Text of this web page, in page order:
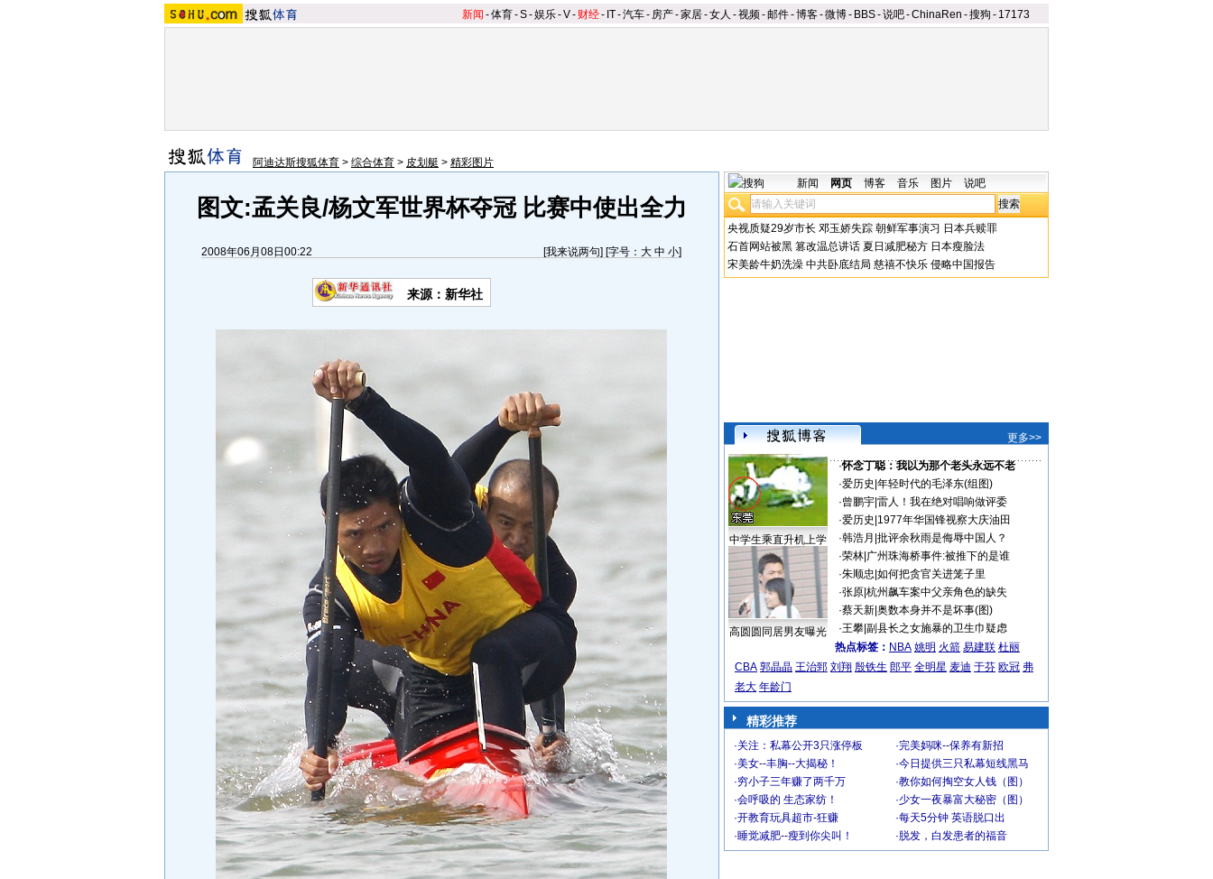
新闻 -体育-S-娱乐-V- 财经- IT-汽车- 房产-家居-女人 -视频-邮件-博客-微博- BBS-说吧-ChinaRen -搜狗 - 17173
阿迪达斯搜狐体育 > 综合体育 > 皮划艇 > 精彩图片
图文:孟关良/杨文军世界杯夺冠 比赛中使出全力
2008年06月08日00:22 [我来说两句] [字号： 大 中 小]
来源：新华社
新闻 网页 博客 音乐 图片 说吧
央视质疑29岁市长 邓玉娇失踪 朝鲜军事演习 日本兵赎罪
石首网站被黑 篡改温总讲话 夏日减肥秘方 日本瘦脸法
宋美龄牛奶洗澡 中共卧底结局 慈禧不快乐 侵略中国报告
更多>>
中学生乘直升机上学
高圆圆同居男友曝光
·怀念丁聪：我以为那个老头永远不老
·爱历史 年轻时代的毛泽东(组图)
·曾鹏宇| 雷人！我在绝对唱响做评委
·爱历史 1977年华国锋视察大庆油田
·韩浩月 批评余秋雨是侮辱中国人？
·荣林| 广州珠海桥事件:被推下的是谁
·朱顺忠 如何把贪官关进笼子里
·张原| 杭州飙车案中父亲角色的缺失
·蔡天新| 奥数本身并不是坏事(图)
·王攀| 副县长之女施暴的卫生巾疑虑
热点标签： NBA 姚明 火箭 易建联 杜丽
CBA 郭晶晶 王治郅 刘翔 殷铁生 郎平 全明星 麦迪 于芬 欧冠 弗
老大 年龄门
精彩推荐
·关注：私幕公开3只涨停板 ·完美妈咪--保养有新招
·美女--丰胸--大揭秘！ ·今日提供三只私幕短线黑马
·穷小子三年赚了两千万 ·教你如何掏空女人钱（图）
·会呼吸的 生态家纺！ ·少女一夜暴富大秘密（图）
·开教育玩具超市-狂赚 ·每天5分钟 英语脱口出
·睡觉减肥--瘦到你尖叫！ · 脱发，白发患者的福音